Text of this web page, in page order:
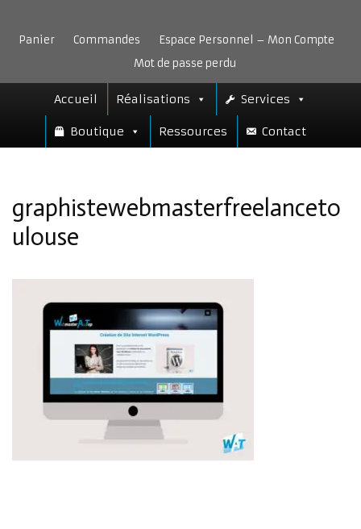
contenu
Panier Commandes
Espace Personnel – Mon Compte
Mot de passe perdu
Accueil Réalisations Services
Boutique Ressources Contact
graphistewebmasterfreelanceto
ulouse